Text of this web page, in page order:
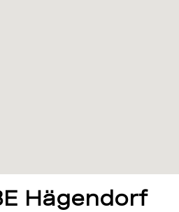
Hägendorf